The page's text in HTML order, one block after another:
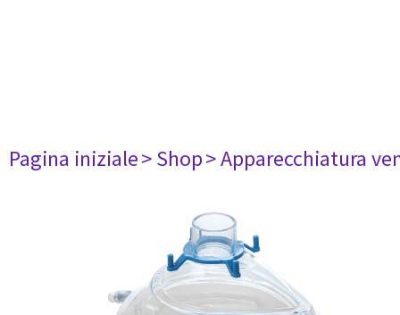
Pagina iniziale> Shop> Apparecchiatura